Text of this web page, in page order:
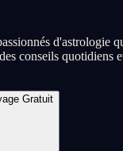
d'astrologie
conseils quotidiens
Gratuit